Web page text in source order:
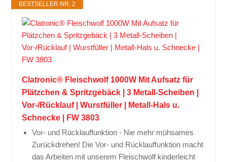
BESTSELLER NR. 2
Clatronic® Fleischwolf 1000W Mit Aufsatz für
Plätzchen & Spritzgebäck | 3 Metall-Scheiben |
Vor-/Rücklauf | Wurstfüller | Metall-Hals u.
Schnecke | FW 3803
Vor- und Rücklauffunktion - Nie mehr mühsames
Zurückdrehen! Die Vor- und Rücklauffunktion macht
das Arbeiten mit unserem Fleischwolf kinderleicht